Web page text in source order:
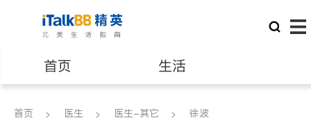
首页 生活
医生 律师
首页 医生 医生-其它 徐波